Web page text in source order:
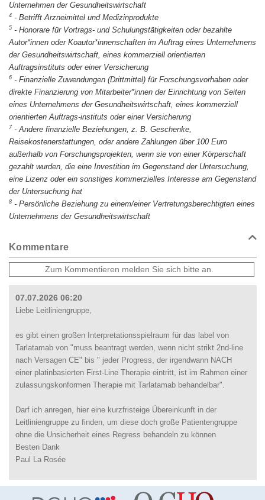
Unternehmen der Gesundheitswirtschaft
4 - Betrifft Arzneimittel und Medizinprodukte
5 - Honorare für Vortrags- und Schulungstätigkeiten oder bezahlte
Autor*innen oder Koautor*innenschaften im Auftrag eines Unternehmens
der Gesundheitswirtschaft, eines kommerziell orientierten
Auftragsinstituts oder einer Versicherung
6 - Finanzielle Zuwendungen (Drittmittel) für Forschungsvorhaben oder
direkte Finanzierung von Mitarbeiter*innen der Einrichtung von Seiten
eines Unternehmens der Gesundheitswirtschaft, eines kommerziell
orientierten Auftrags-instituts oder einer Versicherung
7 - Andere finanzielle Beziehungen, z. B. Geschenke,
Reisekostenerstattungen, oder andere Zahlungen über 100 Euro
außerhalb von Forschungsprojekten, wenn sie von einer Körperschaft
gezahlt wurden, die eine Investition im Gegenstand der Untersuchung,
eine Lizenz oder ein sonstiges kommerzielles Interesse am Gegenstand
der Untersuchung hat
8 - Persönliche Beziehung zu einem/einer Vertretungsberechtigten eines
Unternehmens der Gesundheitswirtschaft
Kommentare
07.07.2026 06:20
Liebe Leitliniengruppe,
es gibt einen großen Interpretationsspielraum für das label von
Tarlatamab von "muss beantragt werden, wenn nicht strikt 2nd-line
nach Versagen CE" bis " jeder Progress, der irgendwann NACH
einer platinbasierten First-Line Therapie eintritt, ist im Rahmen einer
zulassungskonformen Therapie mit Tarlatamab behandelbar".
Darf ich anregen, hier eine kurzfristeige Übereinkunft in der
Leitliniengruppe zu finden, um diese doch große Patientengruppe
ohne die Unsicherheit eines Regress behandeln zu können.
Besten Dank
Paul La Rosée